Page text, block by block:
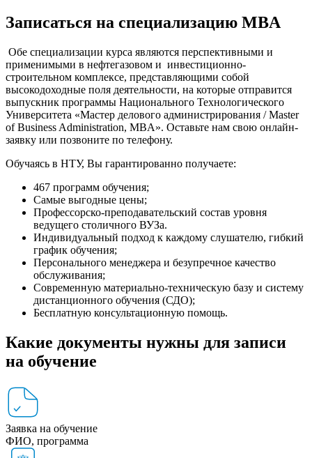
Записаться на специализацию MBA
Обе специализации курса являются перспективными и
применимыми в нефтегазовом и инвестиционно-
строительном комплексе, представляющими собой
высокодоходные поля деятельности, на которые отправится
выпускник программы Национального Технологического
Университета «Мастер делового администрирования / Master
of Business Administration, MBA». Оставьте нам свою онлайн-
заявку или позвоните по телефону.
Обучаясь в НТУ, Вы гарантированно получаете:
467 программ обучения;
Самые выгодные цены;
Профессорско-преподавательский состав уровня
ведущего столичного ВУЗа.
Индивидуальный подход к каждому слушателю, гибкий
график обучения;
Персонального менеджера и безупречное качество
обслуживания;
Современную материально-техническую базу и систему
дистанционного обучения (СДО);
Бесплатную консультационную помощь.
Какие документы нужны для записи
на обучение
Заявка на обучение
ФИО, программа